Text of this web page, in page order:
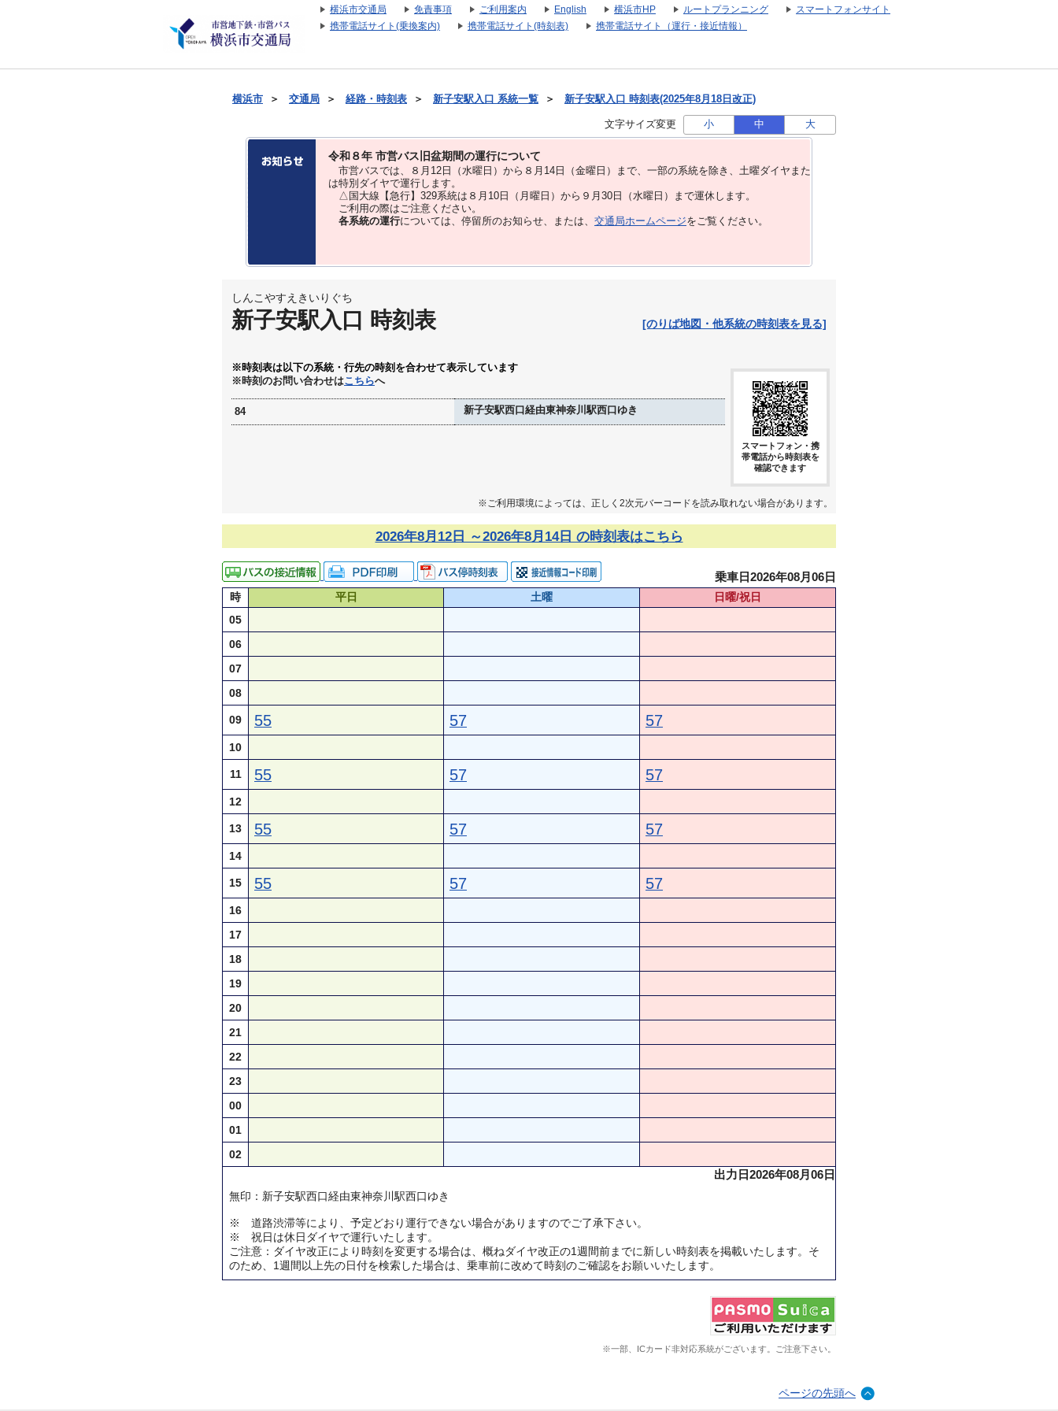
横浜市交通局 免責事項 ご利用案内 English 横浜市HP ルートプランニング
スマートフォンサイト
携帯電話サイト(乗換案内)
携帯電話サイト(時刻表) 携帯電話サイト（運行・接近情報）
横浜市 ＞ 交通局 ＞ 経路・時刻表 ＞ 新子安駅入口 系統一覧 ＞ 新子安駅入口 時刻表(2025年8月18日改正)
文字サイズ変更 小 中 大
令和８年 市営バス旧盆期間の運行について
市営バスでは、８⽉12⽇（水曜日）から８⽉14⽇（金曜日）まで、⼀部の系統を除き、⼟曜ダイヤまた
は特別ダイヤで運⾏します。
△国大線【急行】329系統は８月10日（月曜日）から９月30日（水曜日）まで運休します。
ご利用の際はご注意ください。
各系統の運行については、停留所のお知らせ、または、 交通局ホームページをご覧ください。
しんこやすえきいりぐち
新子安駅入口 時刻表 [のりば地図・他系統の時刻表を見る]
※時刻表は以下の系統・行先の時刻を合わせて表示しています
※時刻のお問い合わせはこちらへ
84 新子安駅西口経由東神奈川駅西口ゆき
スマートフォン・携
帯電話から時刻表を
確認できます
※ご利用環境によっては、正しく2次元バーコードを読み取れない場合があります。
2026年8月12日 ～2026年8月14日 の時刻表はこちら
乗車日2026年08月06日
時 平日 土曜
日曜/祝日
05
06
07
08
09 55 57 57
10
11 55 57 57
12
13 55 57 57
14
15 55 57 57
16
17
18
19
20
21
22
23
00
01
02
出力日2026年08月06日
無印：新子安駅西口経由東神奈川駅西口ゆき
※ 道路渋滞等により、予定どおり運行できない場合がありますのでご了承下さい。
※ 祝日は休日ダイヤで運行いたします。
ご注意：ダイヤ改正により時刻を変更する場合は、概ねダイヤ改正の1週間前までに新しい時刻表を掲載いたします。そ
のため、1週間以上先の日付を検索した場合は、乗車前に改めて時刻のご確認をお願いいたします。
※一部、ICカード非対応系統がございます。ご注意下さい。
ページの先頭へ